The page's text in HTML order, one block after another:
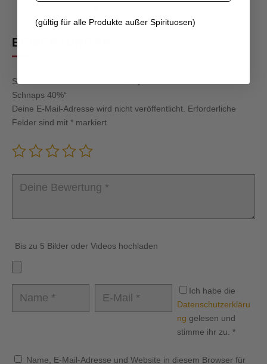
BEWERTUNGEN
Schreibe die erste Rezension für „Williams Christ Birne –
Schnaps 40%“
Deine E-Mail-Adresse wird nicht veröffentlicht. Erforderliche
Felder sind mit *markiert
Bis zu 5 Bilder oder Videos hochladen
Ich habe die
Datenschutzerkläru
ng gelesen und
stimme ihr zu.
*
Name, E-Mail-Adresse und Website in diesem Browser für
(gültig für alle Produkte außer Spirituosen)